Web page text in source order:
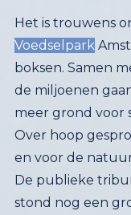
Het is trouwens
Voedselpark de
meer
Over
en
De
stond
van